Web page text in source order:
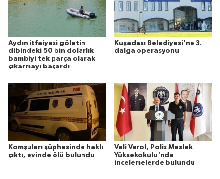
Aydın itfaiyesi göletin
dibindeki 50 bin dolarlık
bambiyi tek parça olarak
çıkarmayı başardı
Kuşadası Belediyesi'ne 3.
dalga operasyonu
Komşuları şüphesinde haklı
çıktı, evinde ölü bulundu
Vali Varol, Polis Meslek
Yüksekokulu'nda
incelemelerde bulundu